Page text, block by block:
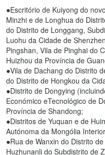
●Escritório de Kuiyong do
Minzhi e de Longhua do
do Distrito de Longgang,
Luohu da Cidade de
Pingshan, Vila de Pinghai do
Huizhou da Província de
●Vila de Dachang do Distrito
do Distrito de Hongkou da
●Distrito de Dongying
Económico eTecnológico de
Província de Shandong;
●Distritos de Yuquan e de
Autónoma da Mongólia
●Rua de Wanxin do Distrito
Huzhunanli do Subdistrito de